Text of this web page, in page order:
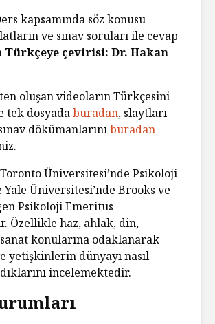
kapsamında söz konusu
ve sınav soruları ile cevap
Türkçeye çevirisi: Dr. Hakan
oluşan videoların Türkçesini
tek dosyadaburadan, slaytları
dökümanlarınıburadan
Üniversitesi’nde Psikoloji
Üniversitesi’nde Brooks ve
Psikoloji Emeritus
Özellikle haz, ahlak, din,
konularına odaklanarak
yetişkinlerin dünyayı nasıl
incelemektedir.